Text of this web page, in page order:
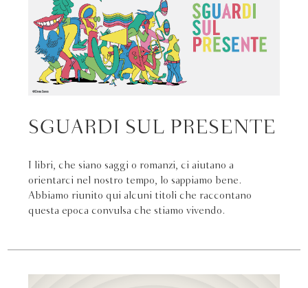
SGUARDI SUL PRESENTE
I libri, che siano saggi o romanzi, ci aiutano a
orientarci nel nostro tempo, lo sappiamo bene.
Abbiamo riunito qui alcuni titoli che raccontano
questa epoca convulsa che stiamo vivendo.